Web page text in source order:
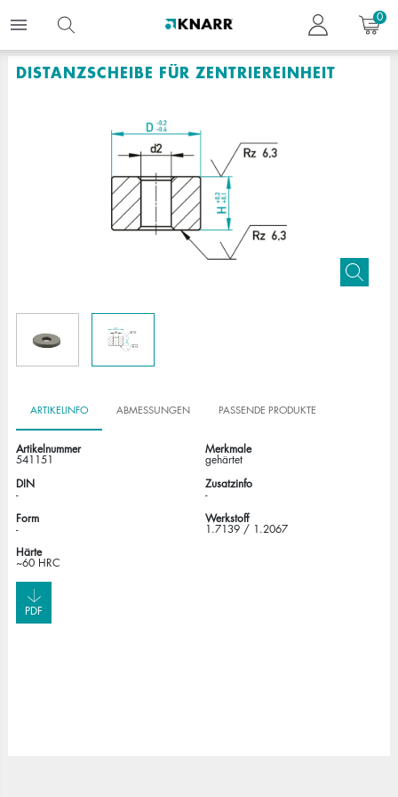
0
ARTIKELINFO ABMESSUNGEN PASSENDE PRODUKTE
DISTANZSCHEIBE FÜR ZENTRIEREINHEIT
Artikelnummer
541151
Merkmale
gehärtet
DIN
-
Zusatzinfo
-
Form
-
Werkstoff
1.7139 / 1.2067
Härte
~60 HRC
PDF